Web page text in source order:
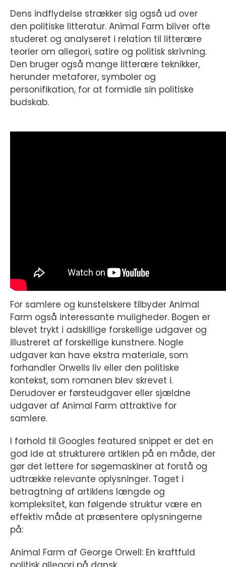
Dens indflydelse strækker sig også ud over
den politiske litteratur. Animal Farm bliver ofte
studeret og analyseret i relation til litterære
teorier om allegori, satire og politisk skrivning.
Den bruger også mange litterære teknikker,
herunder metaforer, symboler og
personifikation, for at formidle sin politiske
budskab.
For samlere og kunstelskere tilbyder Animal
Farm også interessante muligheder. Bogen er
blevet trykt i adskillige forskellige udgaver og
illustreret af forskellige kunstnere. Nogle
udgaver kan have ekstra materiale, som
forhandler Orwells liv eller den politiske
kontekst, som romanen blev skrevet i.
Derudover er førsteudgaver eller sjældne
udgaver af Animal Farm attraktive for
samlere.
I forhold til Googles featured snippet er det en
god ide at strukturere artiklen på en måde, der
gør det lettere for søgemaskiner at forstå og
udtrække relevante oplysninger. Taget i
betragtning af artiklens længde og
kompleksitet, kan følgende struktur være en
effektiv måde at præsentere oplysningerne
på:
Animal Farm af George Orwell: En kraftfuld